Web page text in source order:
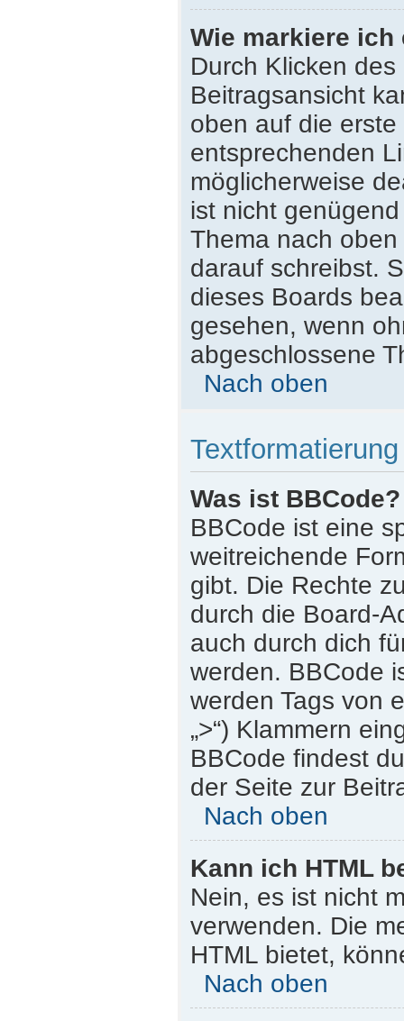
Wie markiere ich
Durch Klicken des
Beitragsansicht
oben auf die
entsprechenden
möglicherweise
ist nicht
Thema nach
darauf schreibst.
dieses Boards
gesehen, wenn
abgeschlossene
Nach oben
Was ist BBCode?
BBCode ist eine
weitreichende
gibt. Die Rechte
durch die Board-
auch durch dich
werden. BBCode
werden Tags von
„>“) Klammern
BBCode findest
der Seite zur
Nach oben
Kann ich HTML
Nein, es ist nicht
verwenden. Die
HTML bietet,
Nach oben